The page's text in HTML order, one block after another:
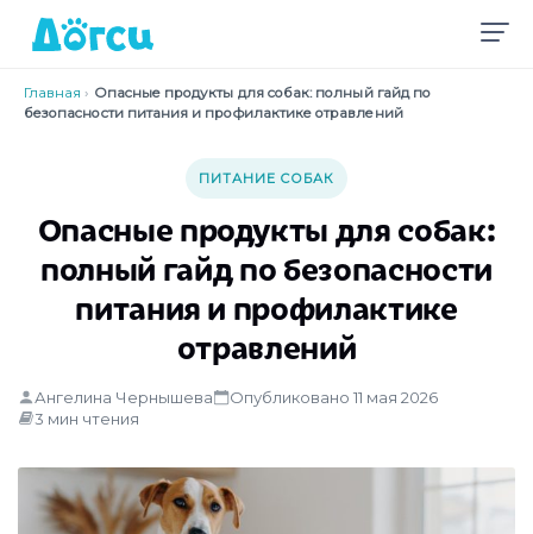
Главная › Опасные продукты для собак: полный гайд по
безопасности питания и профилактике отравлений
ПИТАНИЕ СОБАК
Опасные продукты для собак:
полный гайд по безопасности
питания и профилактике
отравлений
Ангелина Чернышева
Опубликовано 11 мая 2026
3 мин чтения